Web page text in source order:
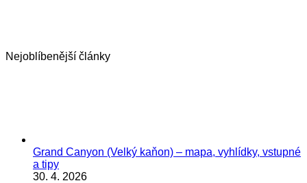
Nejoblíbenější články
Grand Canyon (Velký kaňon) – mapa, vyhlídky, vstupné
a tipy
30. 4. 2026